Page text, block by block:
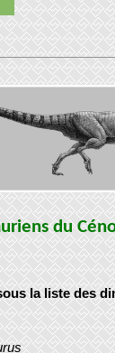
du
la liste des